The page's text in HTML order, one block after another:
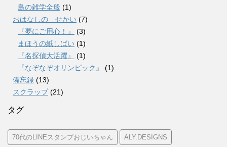
島の雑学全般 (1)
おはなしの せかい (7)
『夢にご用心！』
(3)
まほうの紙しばい (1)
『名探偵大活躍』
(1)
『なぞなぞオリンピック』
(1)
備忘録 (13)
スクラップ(21)
タグ
70代のLINEスタンプおじいちゃん ALY.DESIGNS